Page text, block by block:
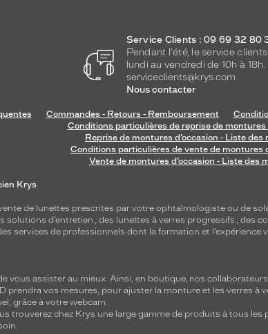
Service Clients : 09 69 32 80
Pendant l'été, le service
lundi au vendredi de 10h à 18h.
serviceclients@krys.com
Nous contacter
Commandes - Retours - Remboursement
Conditions particulières de reprise de montures
Reprise de montures d’occasion - Liste
Conditions particulières de vente de montures
Vente de montures d’occasion - Liste des
Krys
de lunettes prescrites par votre ophtalmologiste ou de
solutions d’entretien ; des lunettes à verres progressifs ; des
services de professionnels dont la formation et
vous assister au mieux. Ainsi, en boutique, nos
prendra vos mesures, pour ajuster la monture et les verres à
grâce à votre webcam.
trouverez chez Krys une large gamme de produits à tous